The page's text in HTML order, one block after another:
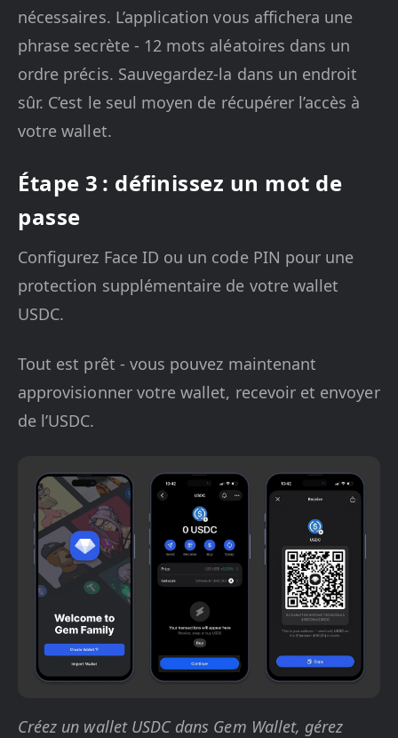
nécessaires. L’application vous affichera une
phrase secrète - 12 mots aléatoires dans un
ordre précis. Sauvegardez-la dans un endroit
sûr. C’est le seul moyen de récupérer l’accès à
votre wallet.
Étape 3 : définissez un mot de
passe
Configurez Face ID ou un code PIN pour une
protection supplémentaire de votre wallet
USDC.
Tout est prêt - vous pouvez maintenant
approvisionner votre wallet, recevoir et envoyer
de l’USDC.
Créez un wallet USDC dans Gem Wallet, gérez